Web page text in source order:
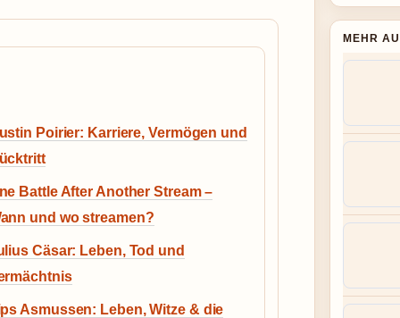
Poirier: Karriere, Vermögen und
Battle After Another Stream –
und wo streamen?
Cäsar: Leben, Tod und
Asmussen: Leben, Witze & die
MEHR